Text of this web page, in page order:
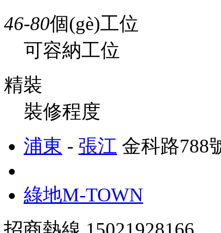
46-80個(gè)工位
可容納工位
精裝
裝修程度
浦東 - 張江 金科路788
綠地M-TOWN